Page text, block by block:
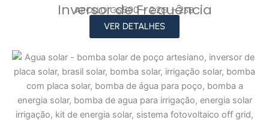
Inversor de Frequência
APOLLO GS500 – 2.2G – 2SB
VER DETALHES